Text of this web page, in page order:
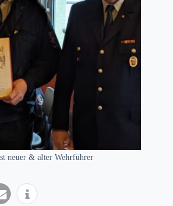
neuer & alter Wehrführer